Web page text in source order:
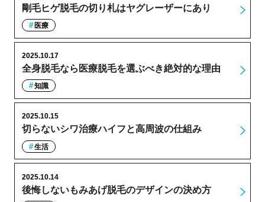
剛毛ヒゲ脱毛の切り札はヤグレーザーにあり
医療
全身脱毛なら医療脱毛を選ぶべき絶対的な理由
2025.10.17
知識
切らないシワ治療ハイフと高周波の仕組み
2025.10.15
生活
後悔しないもみあげ脱毛のデザインの決め方
2025.10.14